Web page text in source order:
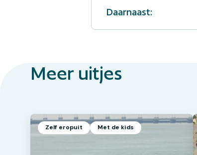
Daarnaast:
Meer uitjes
Zelf eropuit Met de kids